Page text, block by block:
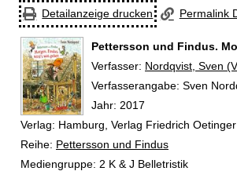
Detailanzeige drucken Permalink
Pettersson und Findus.
Verfasser: Suche nach
Nordqvist, Sven
Verfasserangabe: Sven
Jahr: 2017
Verlag: Hamburg, Verlag Friedrich Oetinger
Reihe: Pettersson und Findus
Mediengruppe: 2 K & J Belletristik